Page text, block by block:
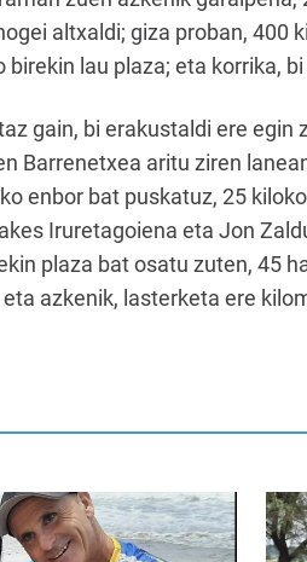
altxaldi; giza proban, 400
birekin lau plaza; eta korrika,
gain, bi erakustaldi ere
Barrenetxea aritu ziren
enbor bat puskatuz, 25
Iruretagoiena eta Jon
plaza bat osatu zuten, 45
azkenik, lasterketa ere